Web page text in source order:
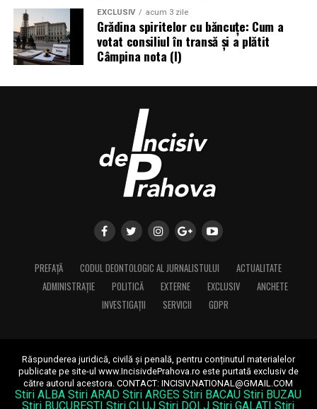
EXCLUSIV acum 3 zile
Grădina spiritelor cu băncuțe: Cum a
votat consiliul în transă și a plătit
Câmpina nota (I)
PREFAȚĂ CODUL DEONTOLOGIC AL JURNALISTULUI
ACTUALITATE
ADMINISTRAȚIE
POLITICĂ EXTERNE EXCLUSIV
ANCHETE
INVESTIGAȚII
SERVICII GDPR
Răspunderea juridică, civilă și penală, pentru conținutul materialelor
publicate pe site-ul www.IncisivdePrahova.ro este purtată exclusiv de
către autorul acestora.CONTACT: INCISIV.NATIONAL@GMAIL.COM
Stiri ALBA Stiri ARAD Stiri ARGES Stiri BACAU Stiri BUZAU
Stiri BUCURESTI Stiri CLUJ Stiri DOLJ Stiri GALATI Stiri